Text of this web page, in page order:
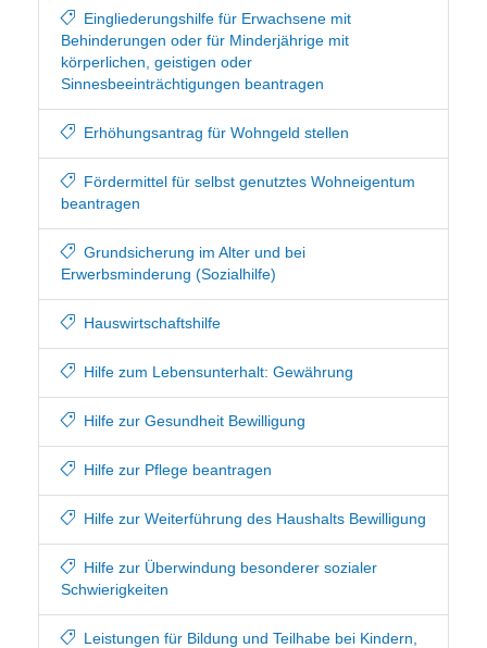
Eingliederungshilfe für Erwachsene mit
Behinderungen oder für Minderjährige mit
körperlichen, geistigen oder
Sinnesbeeinträchtigungen beantragen
Erhöhungsantrag für Wohngeld stellen
Fördermittel für selbst genutztes Wohneigentum
beantragen
Grundsicherung im Alter und bei
Erwerbsminderung (Sozialhilfe)
Hauswirtschaftshilfe
Hilfe zum Lebensunterhalt: Gewährung
Hilfe zur Gesundheit Bewilligung
Hilfe zur Pflege beantragen
Hilfe zur Weiterführung des Haushalts Bewilligung
Hilfe zur Überwindung besonderer sozialer
Schwierigkeiten
Leistungen für Bildung und Teilhabe bei Kindern,